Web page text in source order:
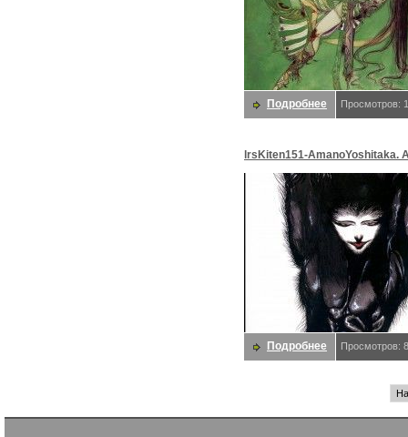
Подробнее Просмотров:
lrsKiten151-AmanoYoshitaka.
Yoshitaka
Подробнее Просмотров: